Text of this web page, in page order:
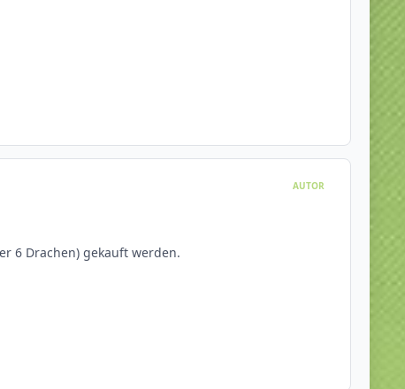
AUTOR
6 Drachen) gekauft werden.